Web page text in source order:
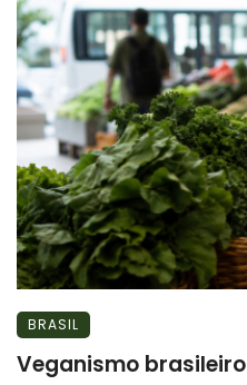
BRASIL
Veganismo